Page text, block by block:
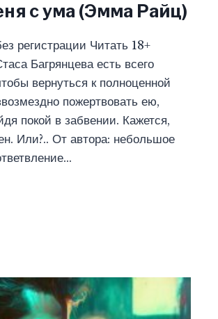
с ума (Эмма Райц)
регистрации Читать 18+
Багрянцева есть всего
вернуться к полноценной
пожертвовать ею,
покой в забвении. Кажется,
Или?.. От автора: небольшое